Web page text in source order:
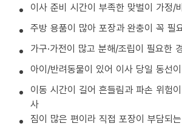
이사 준비 시간이 부족한 맞벌이 가정/
주방 용품이 많아 포장과 완충이 꼭 필
가구·가전이 많고 분해/조립이 필요한
아이/반려동물이 있어 이사 당일 동선
이동 시간이 길어 흔들림과 파손 위험
사
짐이 많은 편이라 직접 포장이 부담되